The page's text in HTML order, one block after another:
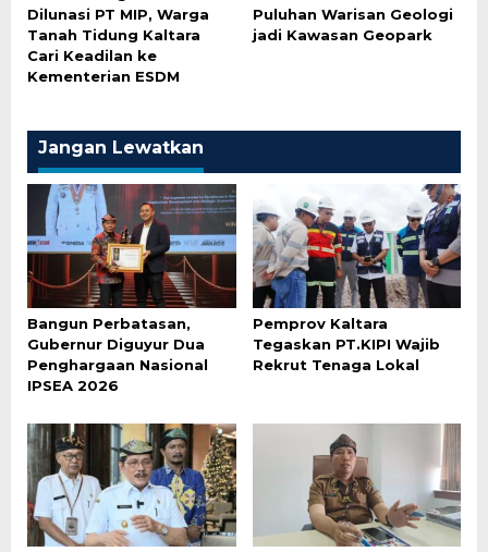
Dilunasi PT MIP, Warga
Tanah Tidung Kaltara
Cari Keadilan ke
Kementerian ESDM
Puluhan Warisan Geologi
jadi Kawasan Geopark
Jangan Lewatkan
Bangun Perbatasan,
Gubernur Diguyur Dua
Penghargaan Nasional
IPSEA 2026
Pemprov Kaltara
Tegaskan PT.KIPI Wajib
Rekrut Tenaga Lokal